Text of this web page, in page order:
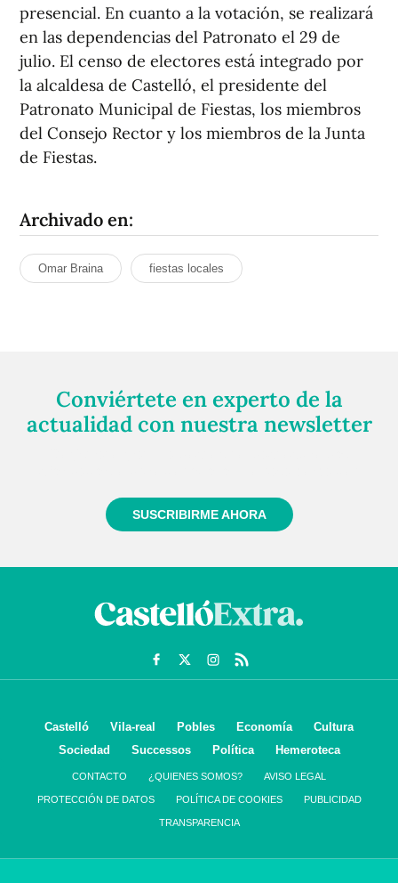
presencial. En cuanto a la votación, se realizará
en las dependencias del Patronato el 29 de
julio. El censo de electores está integrado por
la alcaldesa de Castelló, el presidente del
Patronato Municipal de Fiestas, los miembros
del Consejo Rector y los miembros de la Junta
de Fiestas.
Archivado en:
Omar Braina fiestas locales
Conviértete en experto de la
actualidad con nuestra newsletter
SUSCRIBIRME AHORA
Castelló Vila-real Pobles Economía
Cultura
Sociedad
Successos Política Hemeroteca
CONTACTO ¿QUIENES SOMOS? AVISO LEGAL
PROTECCIÓN DE DATOS POLÍTICA DE COOKIES PUBLICIDAD
TRANSPARENCIA